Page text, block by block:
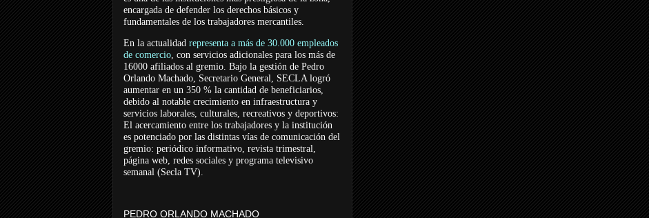
encargada de defender los derechos básicos y
fundamentales de los trabajadores mercantiles.
En la actualidad representa a más de 30.000 empleados
de comercio, con servicios adicionales para los más de
16000 afiliados al gremio. Bajo la gestión de Pedro
Orlando Machado, Secretario General, SECLA logró
aumentar en un 350 % la cantidad de beneficiarios,
debido al notable crecimiento en infraestructura y
servicios laborales, culturales, recreativos y deportivos:
El acercamiento entre los trabajadores y la institución
es potenciado por las distintas vías de comunicación del
gremio: periódico informativo, revista trimestral,
página web, redes sociales y programa televisivo
semanal (Secla TV).
PEDRO ORLANDO MACHADO